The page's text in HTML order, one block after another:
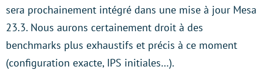
sera prochainement intégré dans une mise à jour Mesa
23.3. Nous aurons certainement droit à des
benchmarks plus exhaustifs et précis à ce moment
(configuration exacte, IPS initiales…).